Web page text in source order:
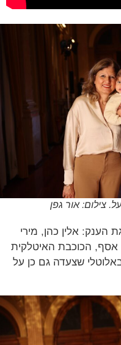
אור גפן
אלין כהן, מירי
הכוכבת האיטלקית
שצעדה גם כן על